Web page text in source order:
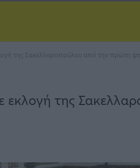
της Σακελλαροπούλου από την πρώτη
εκλογή της